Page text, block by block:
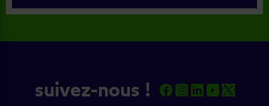
suivez-nous !